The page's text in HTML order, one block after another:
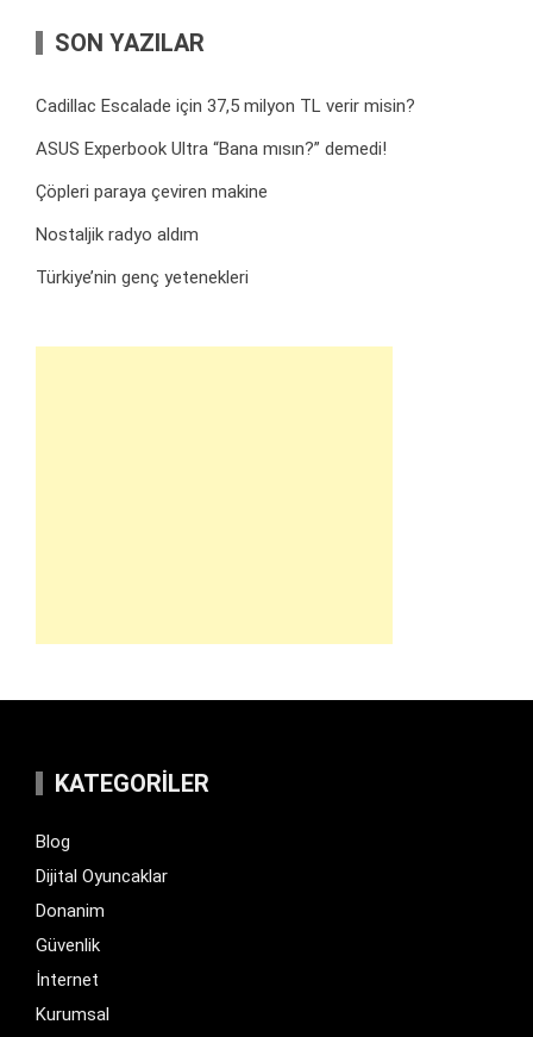
SON YAZILAR
Cadillac Escalade için 37,5 milyon TL verir misin?
ASUS Experbook Ultra “Bana mısın?” demedi!
Çöpleri paraya çeviren makine
Nostaljik radyo aldım
Türkiye’nin genç yetenekleri
KATEGORILER
Blog
Dijital Oyuncaklar
Donanim
Güvenlik
İnternet
Kurumsal